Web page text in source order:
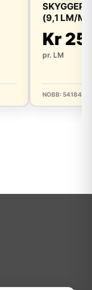
(9,1 LM/
Kr 25
pr. LM
NOBB: